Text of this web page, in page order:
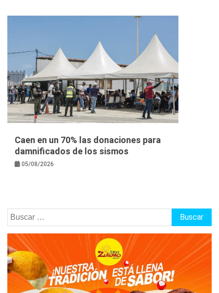
Caen en un 70% las donaciones para
damnificados de los sismos
05/08/2026
Buscar: